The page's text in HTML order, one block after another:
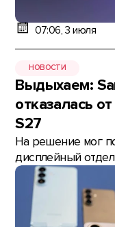
07:06, 3 июля
НОВОСТИ
Выдыхаем:
отказалась
S27
На решение мог
дисплейный